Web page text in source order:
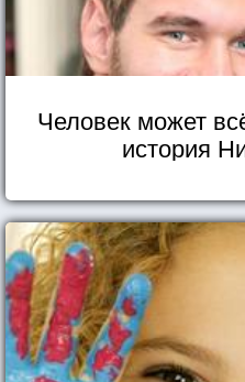
Человек может
история